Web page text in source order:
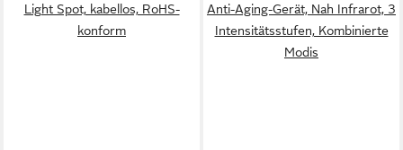
Light Spot, kabellos, RoHS-
konform
Anti-Aging-Gerät, Nah Infrarot, 3
Intensitätsstufen, Kombinierte
Modis